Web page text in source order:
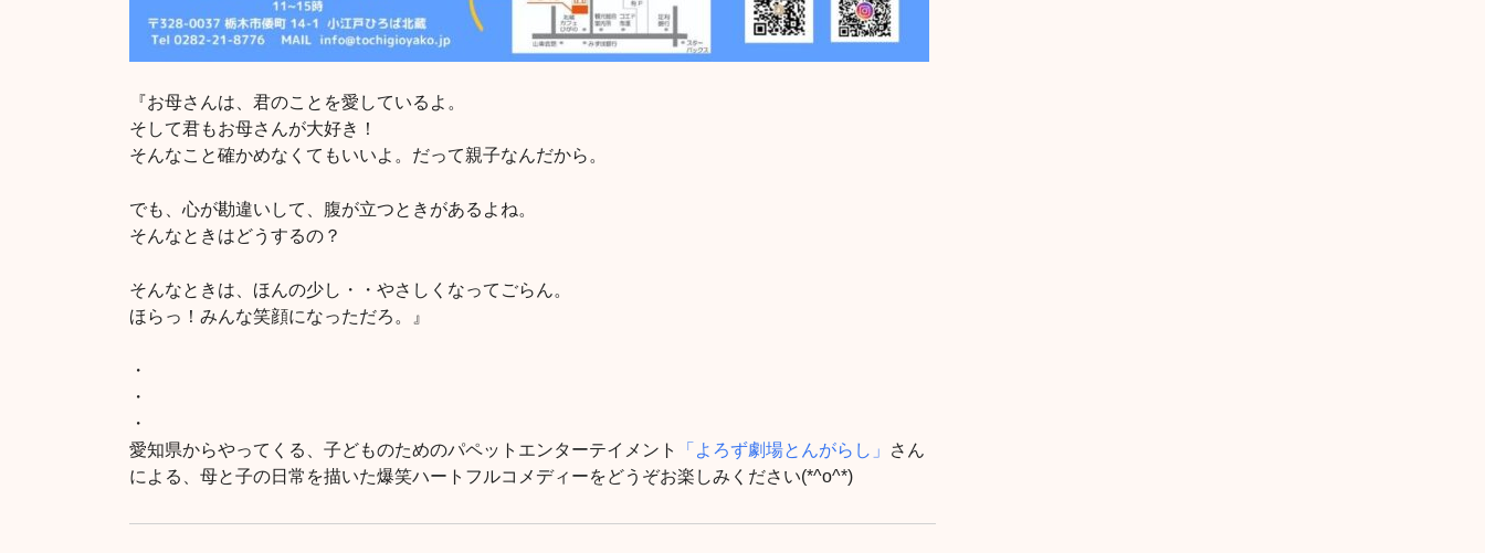
『お母さんは、君のことを愛しているよ。
そして君もお母さんが大好き！
そんなこと確かめなくてもいいよ。だって親子なんだから。
でも、心が勘違いして、腹が立つときがあるよね。
そんなときはどうするの？
そんなときは、ほんの少し・・やさしくなってごらん。
ほらっ！みんな笑顔になっただろ。』
・
・
・
愛知県からやってくる、子どものためのパペットエンターテイメント
「よろず劇場とんがらし」
さん
による、母と子の日常を描いた爆笑ハートフルコメディーをどうぞお楽しみください(*^o^*)